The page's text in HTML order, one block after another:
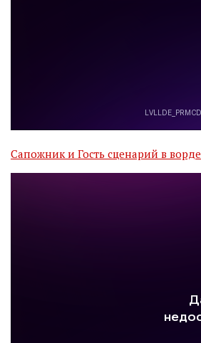
Сапожник и Гость сценарий в ворде